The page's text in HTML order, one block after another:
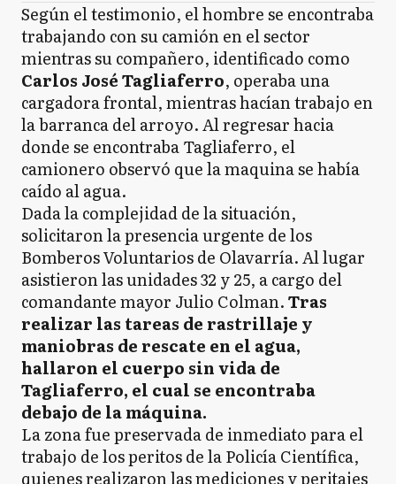
Según el testimonio, el hombre se encontraba
trabajando con su camión en el sector
mientras su compañero, identificado como
Carlos José Tagliaferro, operaba una
cargadora frontal, mientras hacían trabajo en
la barranca del arroyo. Al regresar hacia
donde se encontraba Tagliaferro, el
camionero observó que la maquina se había
caído al agua.
Dada la complejidad de la situación,
solicitaron la presencia urgente de los
Bomberos Voluntarios de Olavarría. Al lugar
asistieron las unidades 32 y 25, a cargo del
comandante mayor Julio Colman.Tras
realizar las tareas de rastrillaje y
maniobras de rescate en el agua,
hallaron el cuerpo sin vida de
Tagliaferro, el cual se encontraba
debajo de la máquina.
La zona fue preservada de inmediato para el
trabajo de los peritos de la Policía Científica,
quienes realizaron las mediciones y peritajes